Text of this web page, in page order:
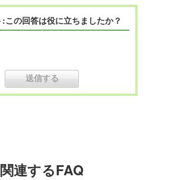
この回答は役に立ちましたか？
関連するFAQ